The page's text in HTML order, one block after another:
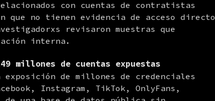
con cuentas de contratistas
que no tienen evidencia de acceso directo
revisaron muestras que
interna.
millones de cuentas expuestas
exposición de millones de credenciales
Instagram, TikTok, OnlyFans,